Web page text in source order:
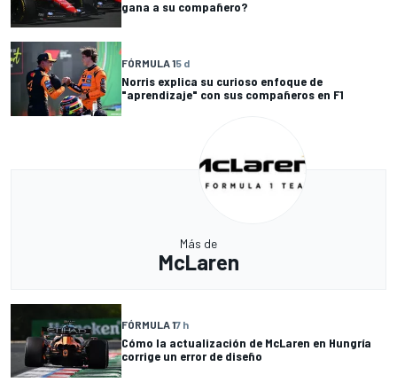
gana a su compañero?
FÓRMULA 15 d
Norris explica su curioso enfoque de
"aprendizaje" con sus compañeros en F1
Más de
McLaren
FÓRMULA 17 h
Cómo la actualización de McLaren en Hungría
corrige un error de diseño